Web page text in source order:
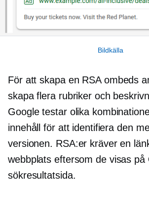
Bildkälla
För att skapa en RSA ombeds
skapa flera rubriker och
Google testar olika
innehåll för att identifiera den
versionen. RSA:er kräver en
webbplats eftersom de visas på
sökresultatsida.